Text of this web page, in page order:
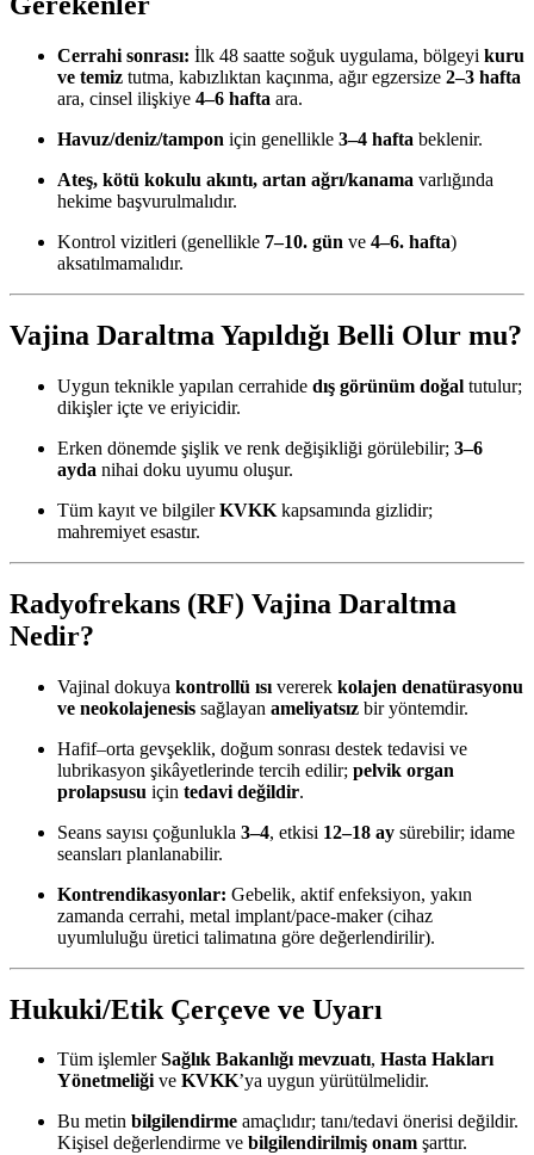
Cerrahi sonrası: İlk 48 saatte soğuk uygulama, bölgeyi kuru
ve temiz tutma, kabızlıktan kaçınma, ağır egzersize 2–3 hafta
ara, cinsel ilişkiye 4–6 hafta ara.
Havuz/deniz/tampon için genellikle 3–4 hafta beklenir.
Ateş, kötü kokulu akıntı, artan ağrı/kanama varlığında
hekime başvurulmalıdır.
Kontrol vizitleri (genellikle 7–10. gün ve 4–6. hafta)
aksatılmamalıdır.
Vajina Daraltma Yapıldığı Belli Olur mu?
Uygun teknikle yapılan cerrahide dış görünüm doğal tutulur;
dikişler içte ve eriyicidir.
Erken dönemde şişlik ve renk değişikliği görülebilir; 3–6
ayda nihai doku uyumu oluşur.
Tüm kayıt ve bilgilerKVKK kapsamında gizlidir;
mahremiyet esastır.
Radyofrekans (RF) Vajina Daraltma
Nedir?
Vajinal dokuya kontrollü ısı vererek kolajen denatürasyonu
ve neokolajenesis sağlayan ameliyatsız bir yöntemdir.
Hafif–orta gevşeklik, doğum sonrası destek tedavisi ve
lubrikasyon şikâyetlerinde tercih edilir; pelvik organ
prolapsusu için tedavi değildir.
Seans sayısı çoğunlukla 3–4, etkisi 12–18 ay sürebilir; idame
seansları planlanabilir.
Kontrendikasyonlar: Gebelik, aktif enfeksiyon, yakın
zamanda cerrahi, metal implant/pace-maker (cihaz
uyumluluğu üretici talimatına göre değerlendirilir).
Hukuki/Etik Çerçeve ve Uyarı
Tüm işlemlerSağlık Bakanlığı mevzuatı, Hasta Hakları
Yönetmeliğive KVKK’ya uygun yürütülmelidir.
Bu metin bilgilendirme amaçlıdır; tanı/tedavi önerisi değildir.
Kişisel değerlendirme ve bilgilendirilmiş onam şarttır.